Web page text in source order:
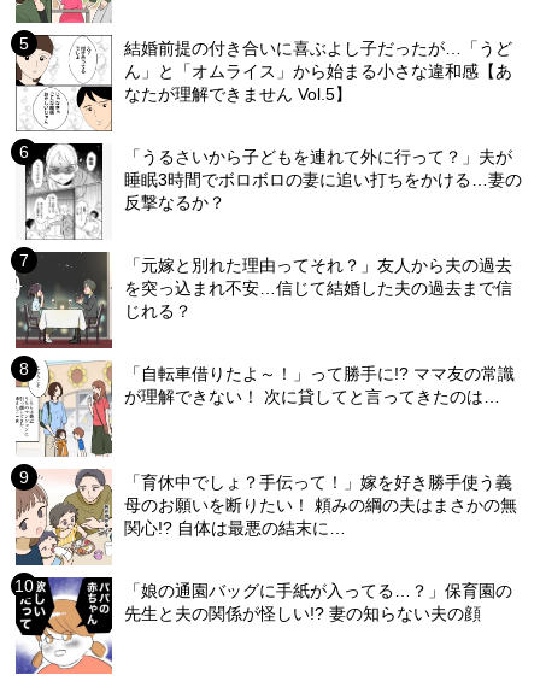
結婚前提の付き合いに喜ぶよし子だったが…「うど
ん」と「オムライス」から始まる小さな違和感【あ
なたが理解できません Vol.5】
「うるさいから子どもを連れて外に行って？」夫が
睡眠3時間でボロボロの妻に追い打ちをかける…妻の
反撃なるか？
「元嫁と別れた理由ってそれ？」友人から夫の過去
を突っ込まれ不安…信じて結婚した夫の過去まで信
じれる？
「自転車借りたよ～！」って勝手に!? ママ友の常識
が理解できない！ 次に貸してと言ってきたのは…
「育休中でしょ？手伝って！」嫁を好き勝手使う義
母のお願いを断りたい！ 頼みの綱の夫はまさかの無
関心!? 自体は最悪の結末に…
「娘の通園バッグに手紙が入ってる…？」保育園の
先生と夫の関係が怪しい!? 妻の知らない夫の顔